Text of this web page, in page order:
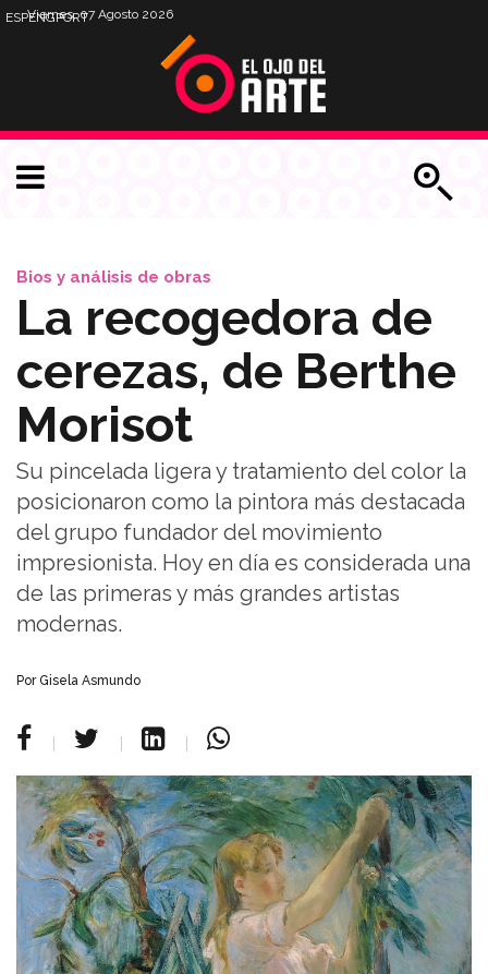
Viernes, 07 Agosto 2026
ESPENGPORT
Bios y análisis de obras
La recogedora de
cerezas, de Berthe
Morisot
Su pincelada ligera y tratamiento del color la
posicionaron como la pintora más destacada
del grupo fundador del movimiento
impresionista. Hoy en día es considerada una
de las primeras y más grandes artistas
modernas.
Por Gisela Asmundo